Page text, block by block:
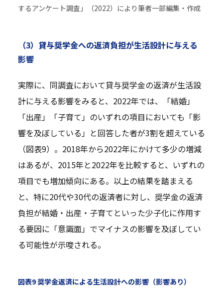
するアンケート調査」（2022）により筆者一部編集・作成
（3）貸与奨学金への返済負担が生活設計に与える
影響
実際に、同調査において貸与奨学金の返済が生活設
計に与える影響をみると、2022年では、「結婚」
「出産」「子育て」のいずれの項目においても「影
響を及ぼしている」と回答した者が3割を超えている
（図表9）。2018年から2022年にかけて多少の増減
はあるが、2015年と2022年を比較すると、いずれの
項目でも増加傾向にある。以上の結果を踏まえる
と、特に20代や30代の返済者に対し、奨学金の返済
負担が結婚・出産・子育てといった少子化に作用す
る要因に「意識面」でマイナスの影響を及ぼしてい
る可能性が示唆される。
図表9 奨学金返済による生活設計への影響（影響あり）